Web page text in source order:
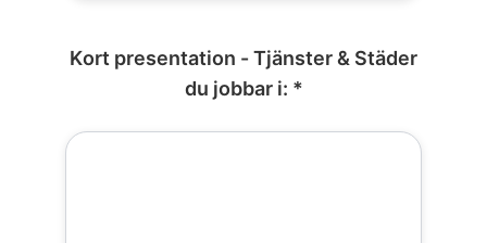
Kort presentation - Tjänster & Städer
du jobbar i: *